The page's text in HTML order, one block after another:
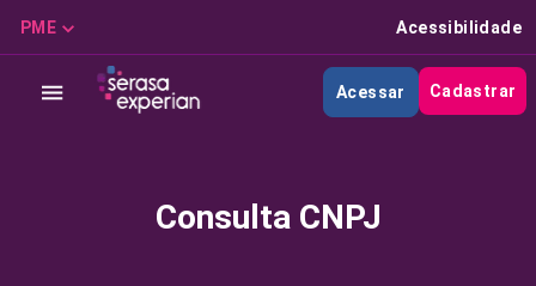
PME Acessibilidade
Acessar Cadastrar
Consulta CNPJ